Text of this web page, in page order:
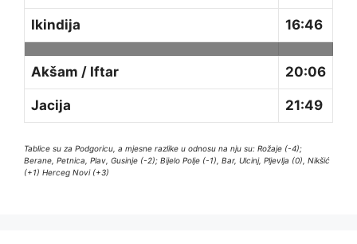
Ikindija 16:46
Akšam / Iftar 20:06
Jacija 21:49
Tablice su za Podgoricu, a mjesne razlike u odnosu na nju su: Rožaje (-4);
Berane, Petnica, Plav, Gusinje (-2); Bijelo Polje (-1), Bar, Ulcinj, Pljevlja (0), Nikšić
(+1) Herceg Novi (+3)